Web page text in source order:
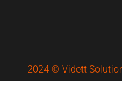
2024 © Vidett